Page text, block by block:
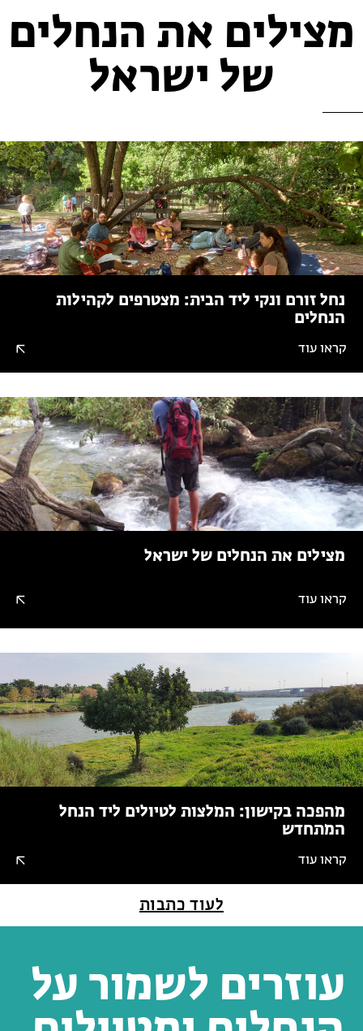
מצילים את הנחלים
של ישראל
נחל זורם ונקי ליד הבית: מצטרפים לקהילות
הנחלים
קראו עוד
מצילים את הנחלים של ישראל
קראו עוד
מהפכה בקישון: המלצות לטיולים ליד הנחל
המתחדש
קראו עוד
לעוד כתבות
עוזרים לשמור על